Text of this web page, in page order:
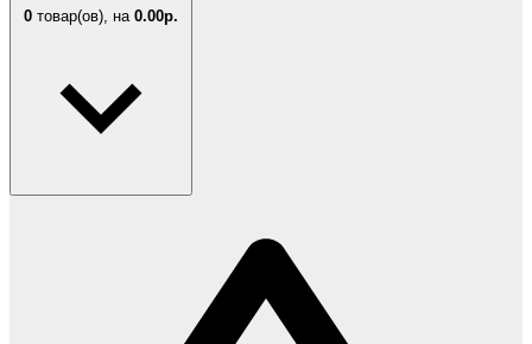
0 товар(ов), на 0.00р.